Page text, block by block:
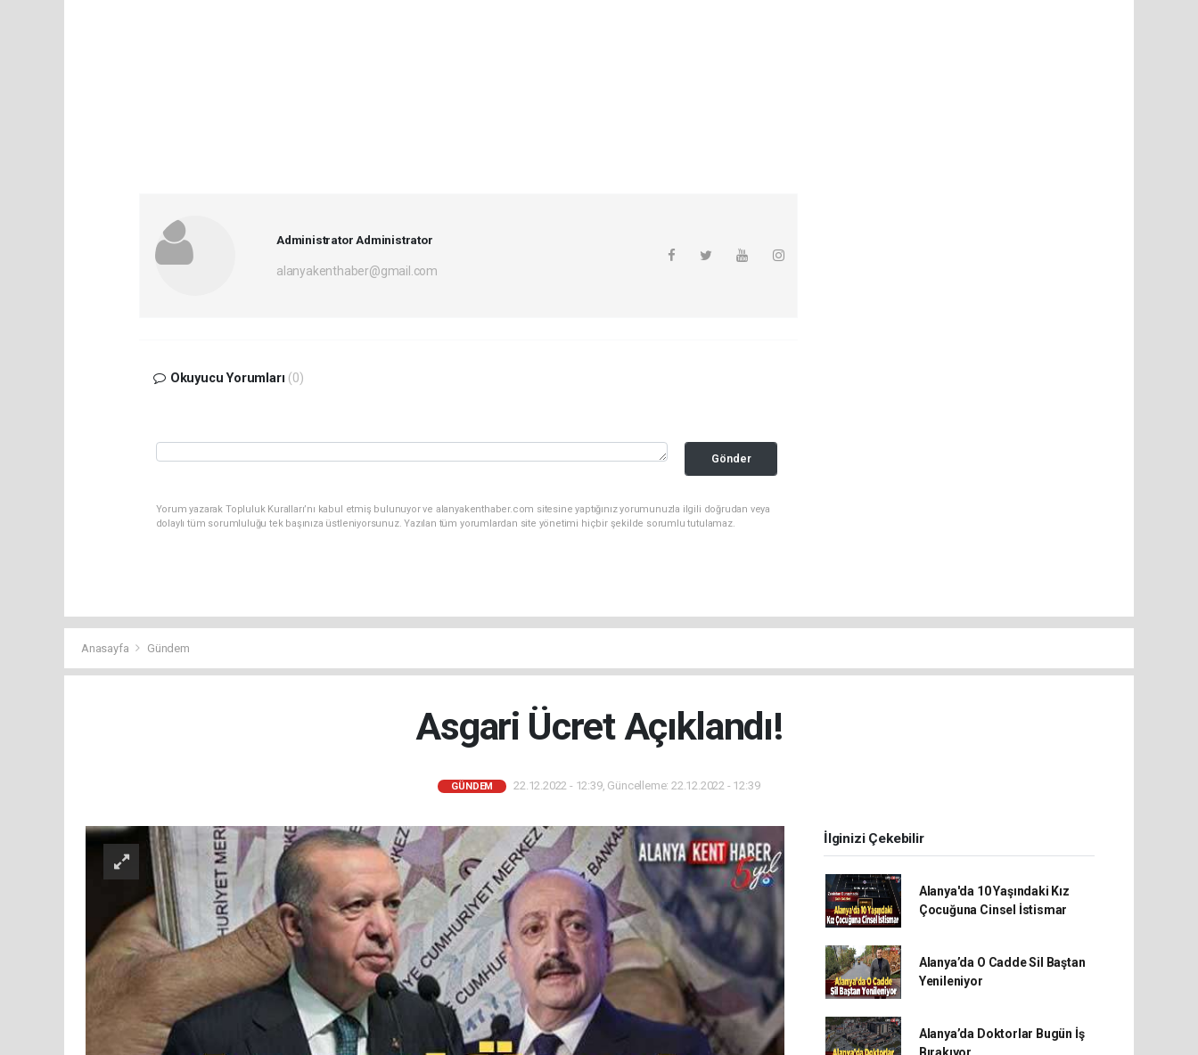
Administrator Administrator
alanyakenthaber@gmail.com
Okuyucu Yorumları (0)
Gönder
Yorum yazarak Topluluk Kuralları’nı kabul etmiş bulunuyor ve alanyakenthaber.com sitesine yaptığınız yorumunuzla ilgili doğrudan veya
dolaylı tüm sorumluluğu tek başınıza üstleniyorsunuz. Yazılan tüm yorumlardan site yönetimi hiçbir şekilde sorumlu tutulamaz.
Anasayfa Gündem
Asgari Ücret Açıklandı!
GÜNDEM 22.12.2022 - 12:39, Güncelleme: 22.12.2022 - 12:39
İlginizi Çekebilir
Alanya'da 10 Yaşındaki Kız
Çocuğuna Cinsel İstismar
Alanya’da O Cadde Sil Baştan
Yenileniyor
Alanya’da Doktorlar Bugün İş